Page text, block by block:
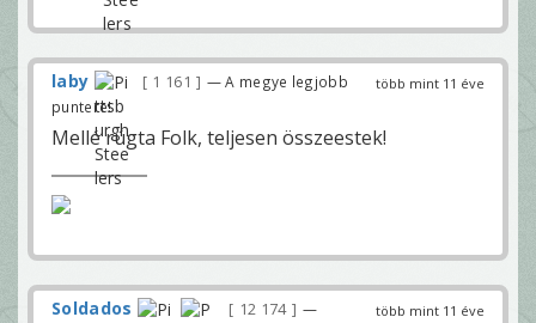
több mint 11 éve
laby 1 161
— A megye legjobb
puntere!
Mellé rúgta Folk, teljesen összeestek!
több mint 11 éve
Soldados 12 174
—